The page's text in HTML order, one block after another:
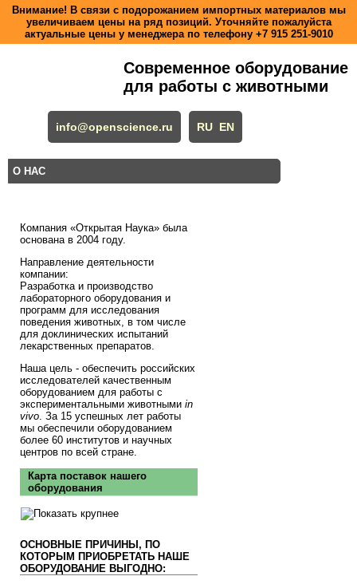
Внимание! В связи с подорожанием импортных материалов мы
увеличиваем цены на ряд позиций. Уточняйте пожалуйста
актуальные цены у менеджера по телефону +7 915 251-9010
Современное оборудование
для работы с животными
info@openscience.ru RU EN
О НАС
Компания «Открытая Наука» была
основана в 2004 году.
Направление деятельности
компании:
Разработка и производство
лабораторного оборудования и
программ для исследования
поведения животных, в том числе
для доклинических испытаний
лекарственных препаратов.
Наша цель - обеспечить российских
исследователей качественным
оборудованием для работы с
экспериментальными животными in
vivo. За 15 успешных лет работы
мы обеспечили оборудованием
более 60 институтов и научных
центров по всей стране.
Карта поставок нашего
оборудования
ОСНОВНЫЕ ПРИЧИНЫ, ПО
КОТОРЫМ ПРИОБРЕТАТЬ НАШЕ
ОБОРУДОВАНИЕ ВЫГОДНО: